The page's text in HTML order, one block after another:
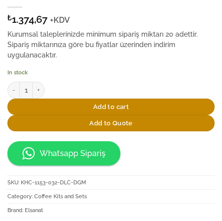
₺1.374,67 +KDV
Kurumsal taleplerinizde minimum sipariş miktarı 20 adettir.
Sipariş miktarınıza göre bu fiyatlar üzerinden indirim
uygulanacaktır.
In stock
Elsanat Kahve Fincan Seti Rumi-X Serisi quantity
Add to cart
Add to Quote
Whatsapp Sipariş
SKU: KHC-1153-032-DLC-DGM
Category: Coffee Kits and Sets
Brand: Elsanat